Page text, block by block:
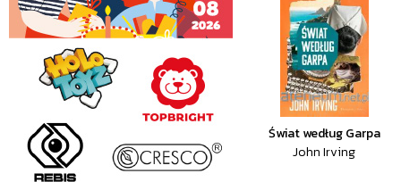
Świat według Garpa
John Irving